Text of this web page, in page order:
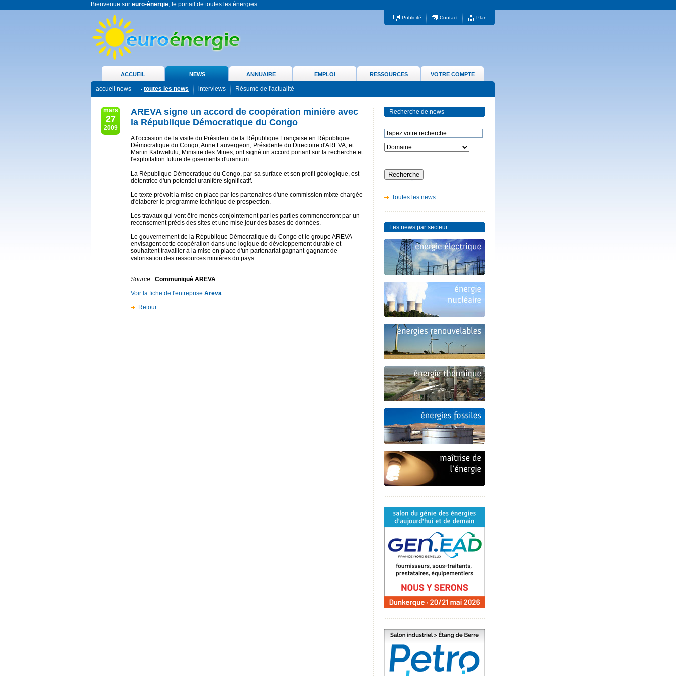
Bienvenue sur euro-énergie, le portail de toutes les énergies
Publicité Contact Plan
ACCUEIL NEWS ANNUAIRE EMPLOI RESSOURCES VOTRE COMPTE
accueil news toutes les news interviews Résumé de l'actualité
mars
27
2009
AREVA signe un accord de coopération minière avec
la République Démocratique du Congo
A l'occasion de la visite du Président de la République Française en République
Démocratique du Congo, Anne Lauvergeon, Présidente du Directoire d'AREVA, et
Martin Kabwelulu, Ministre des Mines, ont signé un accord portant sur la recherche et
l'exploitation future de gisements d'uranium.
La République Démocratique du Congo, par sa surface et son profil géologique, est
détentrice d'un potentiel uranifère significatif.
Le texte prévoit la mise en place par les partenaires d'une commission mixte chargée
d'élaborer le programme technique de prospection.
Les travaux qui vont être menés conjointement par les parties commenceront par un
recensement précis des sites et une mise jour des bases de données.
Le gouvernement de la République Démocratique du Congo et le groupe AREVA
envisagent cette coopération dans une logique de développement durable et
souhaitent travailler à la mise en place d'un partenariat gagnant-gagnant de
valorisation des ressources minières du pays.
Source : Communiqué AREVA
Voir la fiche de l'entreprise Areva
Retour
Recherche de news
Toutes les news
Les news par secteur